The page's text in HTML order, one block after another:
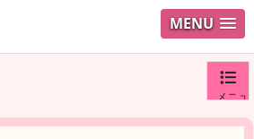
MENU
メニュ